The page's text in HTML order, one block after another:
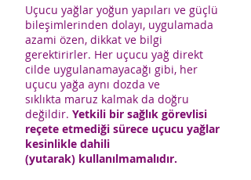
Uçucu yağlar yoğun yapıları ve güçlü
bileşimlerinden dolayı, uygulamada
azami özen, dikkat ve bilgi
gerektirirler. Her uçucu yağ direkt
cilde uygulanamayacağı gibi, her
uçucu yağa aynı dozda ve
sıklıkta maruz kalmak da doğru
değildir. Yetkili bir sağlık görevlisi
reçete etmediği sürece uçucu yağlar
kesinlikle dahili
(yutarak) kullanılmamalıdır.